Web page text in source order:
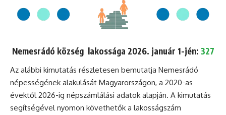
Nemesrádó község lakossága 2026. január 1-jén: 327
Az alábbi kimutatás részletesen bemutatja Nemesrádó
népességének alakulását Magyarországon, a 2020-as
évektől 2026-ig népszámlálási adatok alapján. A kimutatás
segítségével nyomon követhetők a lakosságszám